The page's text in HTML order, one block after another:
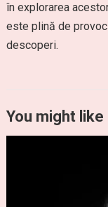
în explorarea
este plină de
descoperi.
You might like